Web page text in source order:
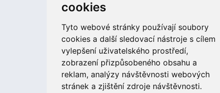
cookies
Tyto webové stránky používají soubory
cookies a další sledovací nástroje s cílem
vylepšení uživatelského prostředí,
zobrazení přizpůsobeného obsahu a
reklam, analýzy návštěvnosti webových
stránek a zjištění zdroje návštěvnosti.